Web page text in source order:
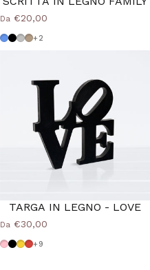
Da €20,00
Azzurro Polvere
Nero
Grigio Medio
Tortora
+2
TARGA IN LEGNO - LOVE
Da €30,00
Rosa
Nero
Giallo
Rosso
+9